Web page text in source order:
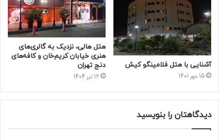
آشنایی با هتل فلامینگو کیش
15 مهر 1401
هتل هالی، نزدیک به گالری‌های
هنری خیابان کریم‌خان و کافه‌های
دنج تهران
12 تیر 1404
دیدگاهتان را بنویسید